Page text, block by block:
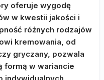
oferuje wygodę
w kwestii jakości i
różnych rodzajów
kremowania, od
gryczany, pozwala
formą w wariancie